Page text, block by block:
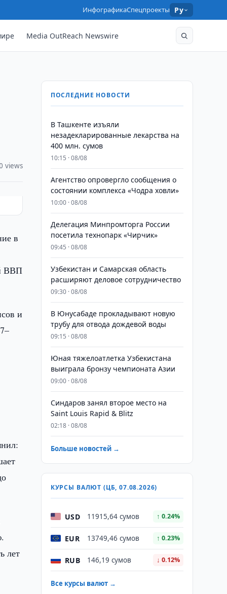
ИнфографикаСпецпроекты Ру
Media OutReach Newswire
views
в
ВВП
и
лет
ПОСЛЕДНИЕ НОВОСТИ
​​​​​​​В Ташкенте изъяли
незадекларированные лекарства на
400 млн. сумов
10:15 · 08/08
Агентство опровергло сообщения о
состоянии комплекса «Чодра ховли»
10:00 · 08/08
Делегация Минпромторга России
посетила технопарк «Чирчик»
09:45 · 08/08
Узбекистан и Самарская область
расширяют деловое сотрудничество
09:30 · 08/08
В Юнусабаде прокладывают новую
трубу для отвода дождевой воды
09:15 · 08/08
Юная тяжелоатлетка Узбекистана
выиграла бронзу чемпионата Азии
09:00 · 08/08
Синдаров занял второе место на
Saint Louis Rapid & Blitz
02:18 · 08/08
Больше новостей →
КУРСЫ ВАЛЮТ (ЦБ, 07.08.2026)
USD 11915,64 сумов ↑ 0.24%
EUR 13749,46 сумов ↑ 0.23%
RUB 146,19 сумов ↓ 0.12%
Все курсы валют →